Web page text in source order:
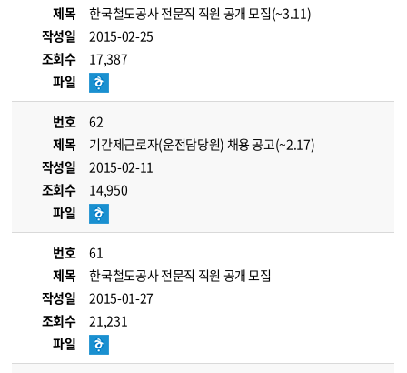
제목
한국철도공사 전문직 직원 공개 모집(~3.11)
작성일
2015-02-25
조회수
17,387
파일
번호
62
제목
기간제근로자(운전담당원) 채용 공고(~2.17)
작성일
2015-02-11
조회수
14,950
파일
번호
61
제목
한국철도공사 전문직 직원 공개 모집
작성일
2015-01-27
조회수
21,231
파일